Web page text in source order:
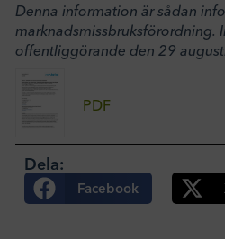
Denna information är sådan
offentliggörande den 29
PDF
Dela:
Facebook